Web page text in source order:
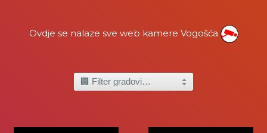
Ovdje se nalaze sve web kamere Vogošća